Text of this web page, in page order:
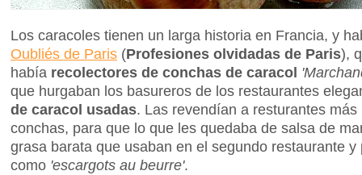
Los caracoles tienen un larga historia en Francia, y
Oubliés de Paris (Profesiones olvidadas de Paris),
había recolectores de conchas de caracol
que hurgaban los basureros de los restaurantes
de caracol usadas. Las revendían a resturantes
conchas, para que lo que les quedaba de salsa de
grasa barata que usaban en el segundo restaurante
como 'escargots au beurre'.